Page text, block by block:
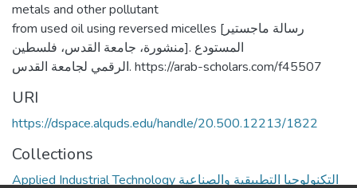
metals and other pollutant
from used oil using reversed micelles [رسالة ماجستير
منشورة، جامعة القدس، فلسطين]. المستودع
الرقمي لجامعة القدس. https://arab-scholars.com/f45507
URI
https://dspace.alquds.edu/handle/20.500.12213/1822
Collections
Applied Industrial Technology التكنولوجيا التطبيقية والصناعية